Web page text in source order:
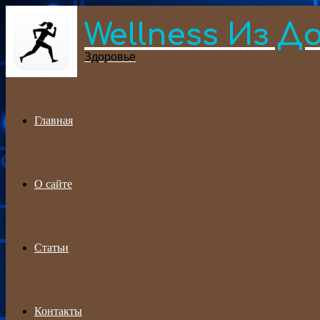
Wellness Из
Здоровье
Главная
О сайте
Статьи
Контакты